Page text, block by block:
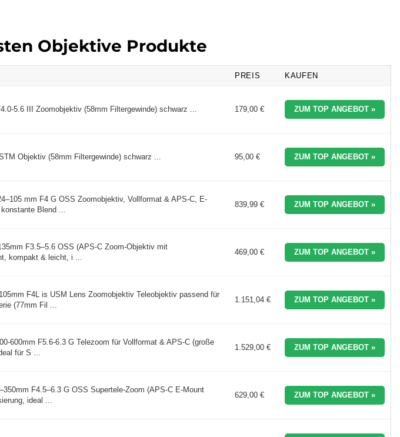
Objektive Produkte
PREIS KAUFEN
5.6 III Zoomobjektiv (58mm Filtergewinde) schwarz ... 179,00 € ZUM TOP ANGEBOT »
Objektiv (58mm Filtergewinde) schwarz ... 95,00 € ZUM TOP ANGEBOT »
mm F4 G OSS Zoomobjektiv, Vollformat & APS-C, E-
Blend ...
839,99 € ZUM TOP ANGEBOT »
F3.5–5.6 OSS (APS-C Zoom-Objektiv mit
kompakt & leicht, i ...
469,00 € ZUM TOP ANGEBOT »
F4L is USM Lens Zoomobjektiv Teleobjektiv passend für
(77mm Fil ...
1.151,04 € ZUM TOP ANGEBOT »
600mm F5.6-6.3 G Telezoom für Vollformat & APS-C (große
für S ...
1.529,00 € ZUM TOP ANGEBOT »
F4.5–6.3 G OSS Supertele-Zoom (APS-C E-Mount
ideal ...
629,00 € ZUM TOP ANGEBOT »